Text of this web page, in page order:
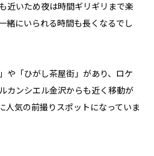
近いため夜は時間ギリギリまで楽
緒にいられる時間も長くなるでし
や「ひがし茶屋街」があり、ロケ
カンシエル金沢からも近く移動が
人気の前撮りスポットになっていま